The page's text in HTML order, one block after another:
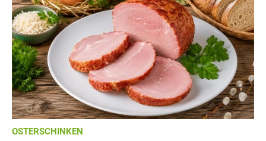
OSTERSCHINKEN